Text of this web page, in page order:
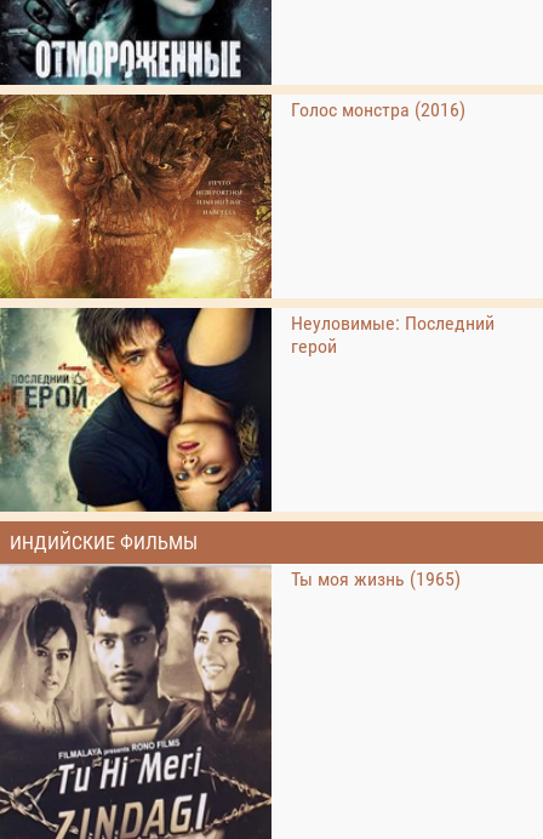
Голос монстра (2016)
Неуловимые: Последний
герой
ИНДИЙСКИЕ ФИЛЬМЫ
Ты моя жизнь (1965)